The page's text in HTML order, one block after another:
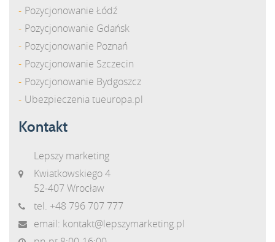
Pozycjonowanie Łódź
Pozycjonowanie Gdańsk
Pozycjonowanie Poznań
Pozycjonowanie Szczecin
Pozycjonowanie Bydgoszcz
Ubezpieczenia tueuropa.pl
Kontakt
Lepszy marketing
Kwiatkowskiego 4
52-407 Wrocław
tel. +48 796 707 777
email: kontakt@lepszymarketing.pl